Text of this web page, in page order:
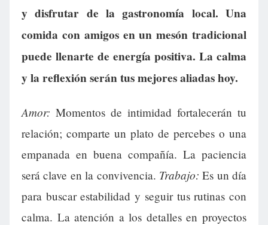
y disfrutar de la gastronomía local. Una
comida con amigos en un mesón tradicional
puede llenarte de energía positiva. La calma
y la reflexión serán tus mejores aliadas hoy.
Amor: Momentos de intimidad fortalecerán tu
relación; comparte un plato de percebes o una
empanada en buena compañía. La paciencia
será clave en la convivencia. Trabajo: Es un día
para buscar estabilidad y seguir tus rutinas con
calma. La atención a los detalles en proyectos